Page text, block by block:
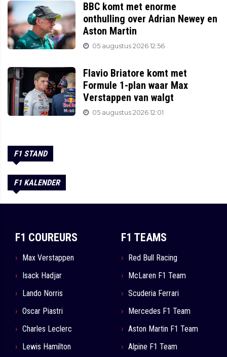
BBC komt met enorme
onthulling over Adrian Newey en
Aston Martin
05 augustus 2026 12:56
Flavio Briatore komt met
Formule 1-plan waar Max
Verstappen van walgt
05 augustus 2026 12:01
F1 STAND
F1 KALENDER
F1 COUREURS
Max Verstappen
Isack Hadjar
Lando Norris
Oscar Piastri
Charles Leclerc
Lewis Hamilton
F1 TEAMS
Red Bull Racing
McLaren F1 Team
Scuderia Ferrari
Mercedes F1 Team
Aston Martin F1 Team
Alpine F1 Team